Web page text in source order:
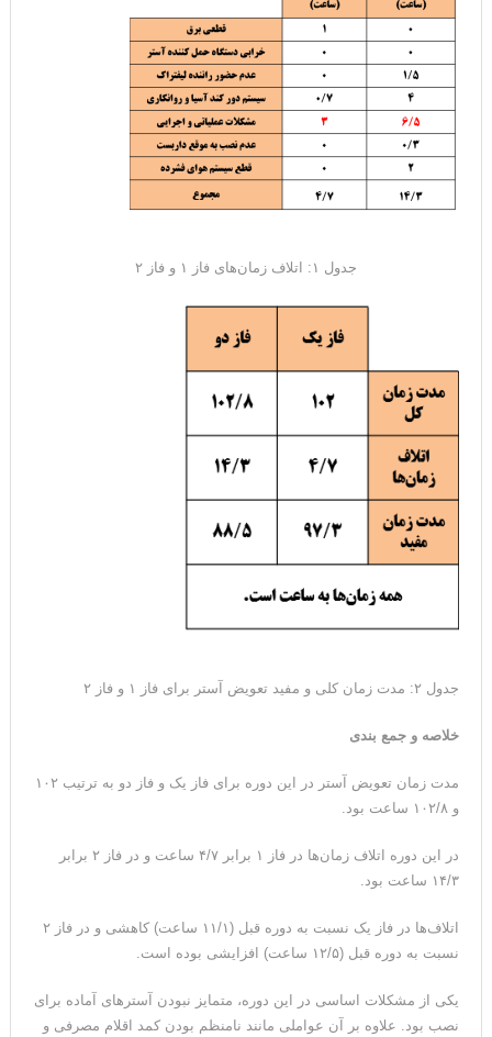
جدول ۱: اتلاف زمان‌‌های فاز ۱ و فاز ۲
جدول ۲: مدت زمان کلی و مفید تعویض آستر برای فاز ۱ و فاز ۲
خلاصه و جمع بندی
مدت زمان تعویض آستر در این دوره برای فاز یک و فاز دو به ترتیب ۱۰۲
و ۱۰۲/۸ ساعت بود.
در این دوره اتلاف زمان‌ها در فاز ۱ برابر ۴/۷ ساعت و در فاز ۲ برابر
۱۴/۳ ساعت بود.
اتلاف‌ها در فاز یک نسبت به دوره قبل (۱۱/۱ ساعت) کاهشی و در فاز ۲
نسبت به دوره قبل (۱۲/۵ ساعت) افزایشی بوده است.
یکی از مشکلات اساسی در این دوره، متمایز نبودن آسترهای آماده برای
نصب بود. علاوه بر آن عواملی مانند نامنظم بودن کمد اقلام مصرفی و